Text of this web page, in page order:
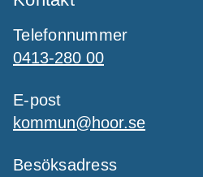
Telefonnummer
0413-280 00
E-post
kommun@hoor.se
Besöksadress